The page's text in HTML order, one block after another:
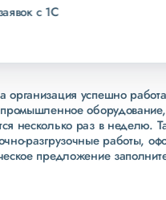
организация успешно
промышленное
несколько раз в
разгрузочные работы,
предложение